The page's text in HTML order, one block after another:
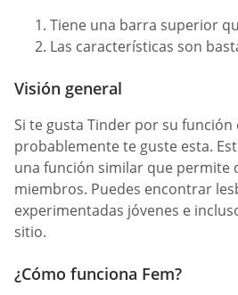
Tiene una barra superior
Las características son
Visión general
Si te gusta Tinder por su función
probablemente te guste esta.
una función similar que permite
miembros. Puedes encontrar
experimentadas jóvenes e
sitio.
¿Cómo funciona Fem?